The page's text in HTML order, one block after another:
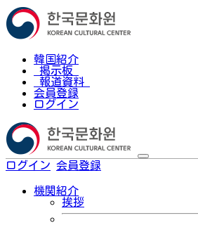
韓国紹介
掲示板
報道資料
会員登録
ログイン
ログイン 会員登録
機関紹介
挨拶